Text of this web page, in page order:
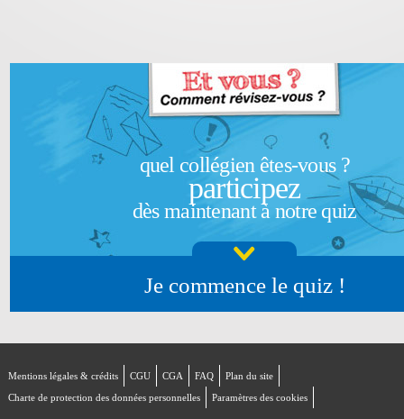
quel collégien êtes-vous ?
participez
dès maintenant à notre quiz
Je commence le quiz !
Mentions légales & crédits CGU CGA FAQ
Plan du site
Charte de protection des données personnelles
Paramètres des cookies